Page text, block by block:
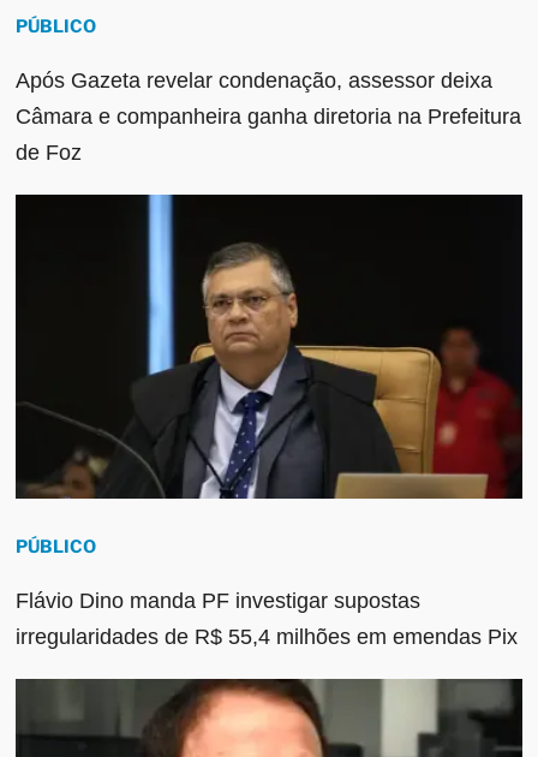
PÚBLICO
Após Gazeta revelar condenação, assessor deixa
Câmara e companheira ganha diretoria na Prefeitura
de Foz
PÚBLICO
Flávio Dino manda PF investigar supostas
irregularidades de R$ 55,4 milhões em emendas Pix